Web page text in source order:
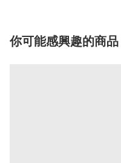
你可能感興趣的商品